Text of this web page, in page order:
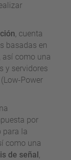
, cuenta
basadas en
así como una
y servidores
Power
por
para la
como una
de señal,